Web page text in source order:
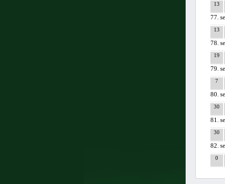
13
77.
13
78.
19
79.
7
80.
30
81.
30
82.
0